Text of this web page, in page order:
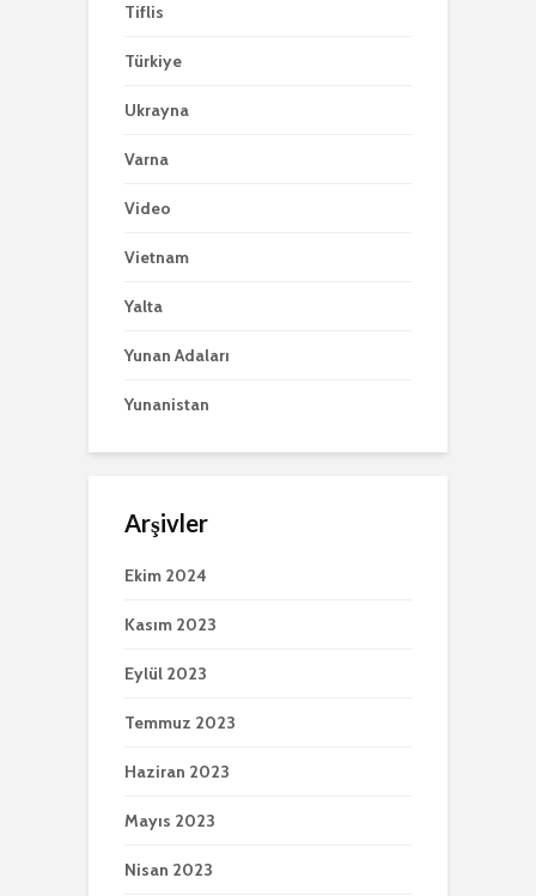
Tiflis
Türkiye
Ukrayna
Varna
Video
Vietnam
Yalta
Yunan Adaları
Yunanistan
Arşivler
Ekim 2024
Kasım 2023
Eylül 2023
Temmuz 2023
Haziran 2023
Mayıs 2023
Nisan 2023